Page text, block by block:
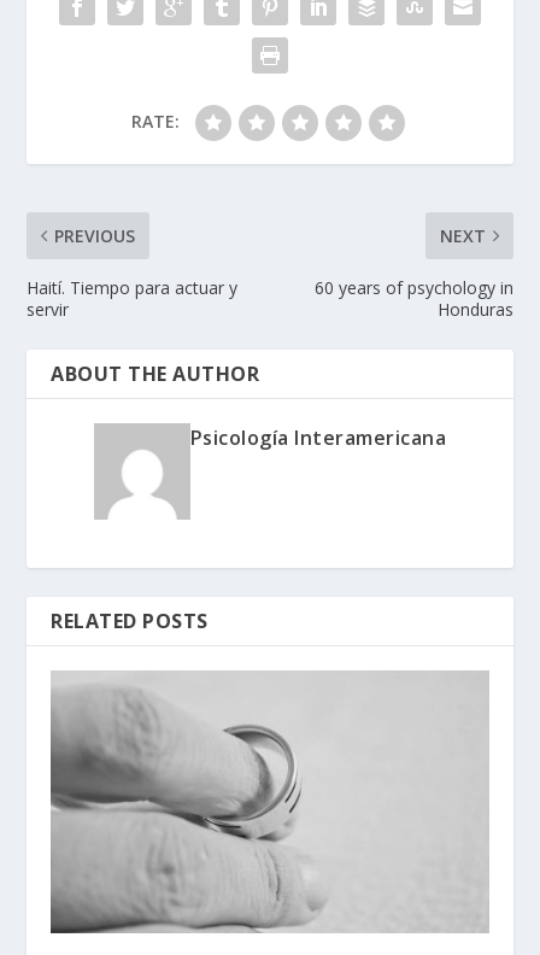
RATE:
PREVIOUS
Haití. Tiempo para actuar y
servir
NEXT
60 years of psychology in
Honduras
ABOUT THE AUTHOR
Psicología Interamericana
RELATED POSTS